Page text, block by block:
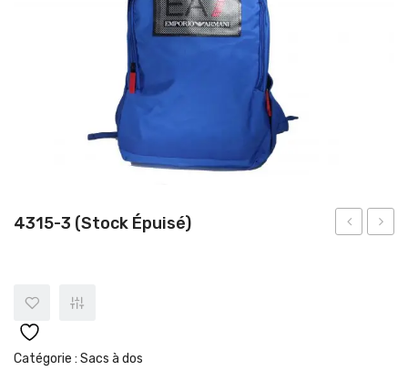
4315-3 (stock Épuisé)
Catégorie : Sacs à dos